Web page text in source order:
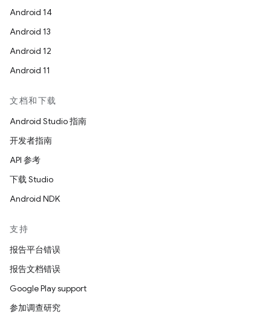
Android 14
Android 13
Android 12
Android 11
文档和下载
Android Studio 指南
开发者指南
API 参考
下载 Studio
Android NDK
支持
报告平台错误
报告文档错误
Google Play support
参加调查研究